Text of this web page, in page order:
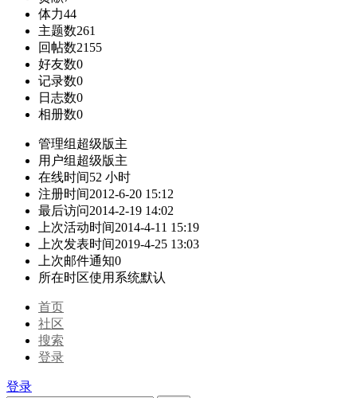
体力44
主题数261
回帖数2155
好友数0
记录数0
日志数0
相册数0
管理组 超级版主
用户组 超级版主
在线时间52 小时
注册时间2012-6-20 15:12
最后访问2014-2-19 14:02
上次活动时间2014-4-11 15:19
上次发表时间2019-4-25 13:03
上次邮件通知0
所在时区使用系统默认
首页
社区
搜索
登录
登录